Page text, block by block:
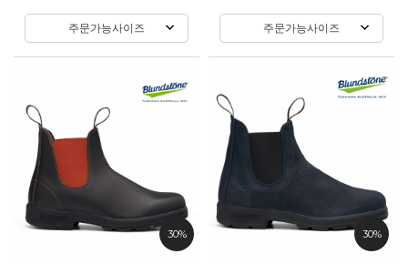
주문가능사이즈 주문가능사이즈
30% 30%